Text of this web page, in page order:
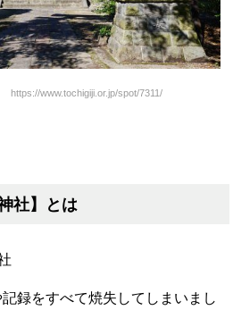
https://www.tochigiji.or.jp/spot/7311/
社】とは
録をすべて焼失してしまいまし